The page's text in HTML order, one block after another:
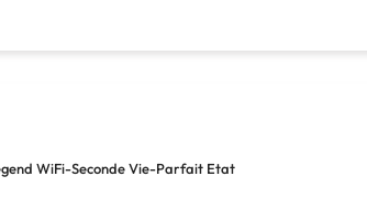
WiFi-Seconde Vie-Parfait Etat